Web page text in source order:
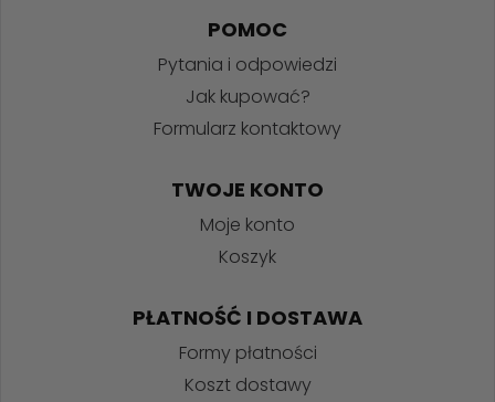
POMOC
Pytania i odpowiedzi
Jak kupować?
Formularz kontaktowy
TWOJE KONTO
Moje konto
Koszyk
PŁATNOŚĆ I DOSTAWA
Formy płatności
Koszt dostawy